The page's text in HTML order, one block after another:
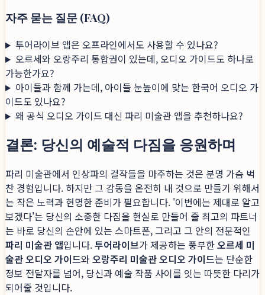
자주 묻는 질문 (FAQ)
투어라이브 앱은 오프라인에서도 사용할 수 있나요?
오르세와 오랑주리 통합권이 있는데, 오디오 가이드도 하나로
가능한가요?
아이들과 함께 가는데, 아이들 눈높이에 맞는 한국어 오디오 가
이드도 있나요?
왜 공식 오디오 가이드 대신 파리 미술관 앱을 추천하나요?
결론: 당신의 예술적 다짐을 응원하며
파리 미술관에서 인상파의 걸작들을 마주하는 것은 분명 가슴 벅
찬 경험입니다. 하지만 그 감동을 온전히 내 것으로 만들기 위해서
는 작은 노력과 현명한 준비가 필요합니다. '이번에는 제대로 알고
보겠다'는 당신의 소중한 다짐을 현실로 만들어 줄 최고의 파트너
는 바로 당신의 손안에 있는 스마트폰, 그리고 그 안의 전문적인
파리 미술관 앱입니다.투어라이브가 제공하는 풍부한오르세 미
술관 오디오 가이드와 오랑주리 미술관 오디오 가이드는 단순한
정보 전달자를 넘어, 당신과 예술 작품 사이를 잇는 따뜻한 다리가
되어줄 것입니다.